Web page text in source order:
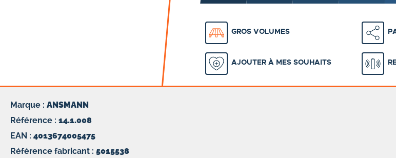
GROS VOLUMES
AJOUTER À MES SOUHAITS
Marque : ANSMANN
Référence : 14.1.008
EAN : 4013674005475
Référence fabricant : 5015538